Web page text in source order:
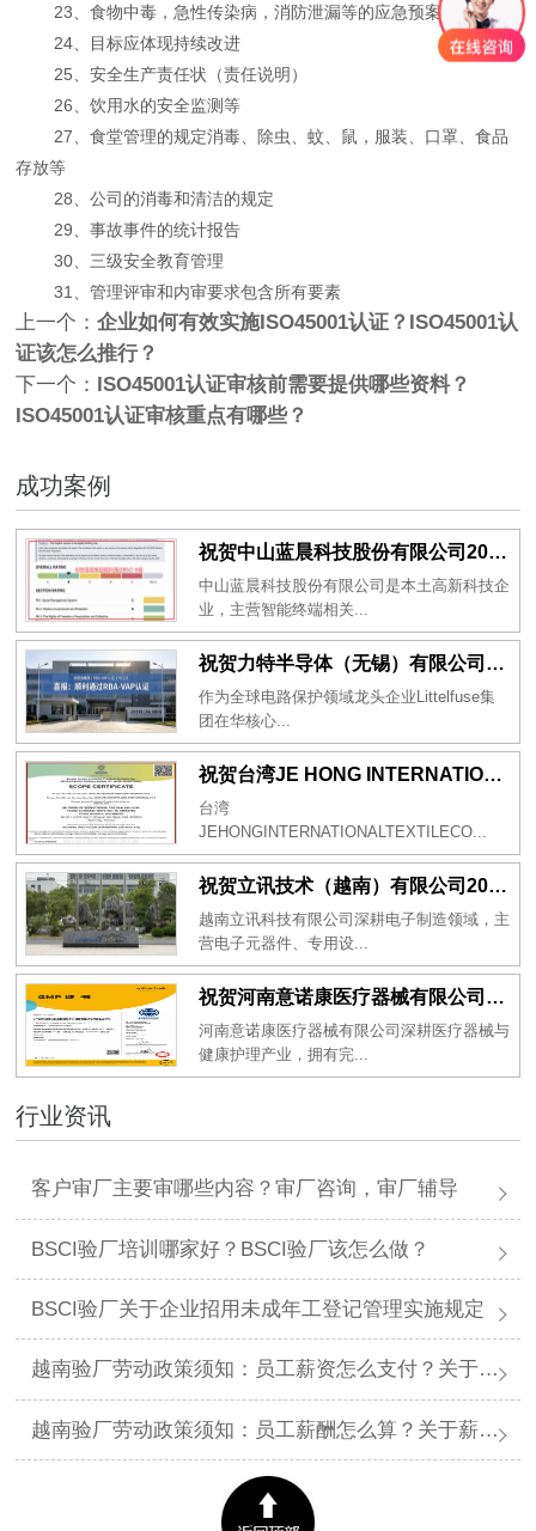
23、食物中毒，急性传染病，消防泄漏等的应急预案
24、目标应体现持续改进
25、安全生产责任状（责任说明）
26、饮用水的安全监测等
27、食堂管理的规定消毒、除虫、蚊、鼠，服装、口罩、食品
存放等
28、公司的消毒和清洁的规定
29、事故事件的统计报告
30、三级安全教育管理
31、管理评审和内审要求包含所有要素
上一个：企业如何有效实施ISO45001认证？ISO45001认
证该怎么推行？
下一个： ISO45001认证审核前需要提供哪些资料？
ISO45001认证审核重点有哪些？
成功案例
祝贺中山蓝晨科技股份有限公司2026年一次性成功通过BSCI验厂-B级
中山蓝晨科技股份有限公司是本土高新科技企
业，主营智能终端相关...
祝贺力特半导体（无锡）有限公司2026年一次性成功通过RBA-VAP认证审核并取得170.2分
作为全球电路保护领域龙头企业Littelfuse集
团在华核心...
祝贺台湾JE HONG INTERNATIONAL TEXTILE CO., LTD 2026年一次性成功通过GRS认证
台湾
JEHONGINTERNATIONALTEXTILECO...
祝贺立讯技术（越南）有限公司2026年一次性成功通过RBA-VAP审核获得金牌评级！
越南立讯科技有限公司深耕电子制造领域，主
营电子元器件、专用设...
祝贺河南意诺康医疗器械有限公司2026年一次性成功通过GMP认证
河南意诺康医疗器械有限公司深耕医疗器械与
健康护理产业，拥有完...
行业资讯
客户审厂主要审哪些内容？审厂咨询，审厂辅导
BSCI验厂培训哪家好？BSCI验厂该怎么做？
BSCI验厂关于企业招用未成年工登记管理实施规定
越南验厂劳动政策须知：员工薪资怎么支付？关于薪资支付有哪些规定呢？
越南验厂劳动政策须知：员工薪酬怎么算？关于薪酬有哪些规定呢？​